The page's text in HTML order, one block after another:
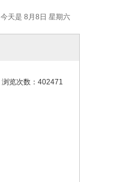
今天是 8月8日 星期六
浏览次数：402471